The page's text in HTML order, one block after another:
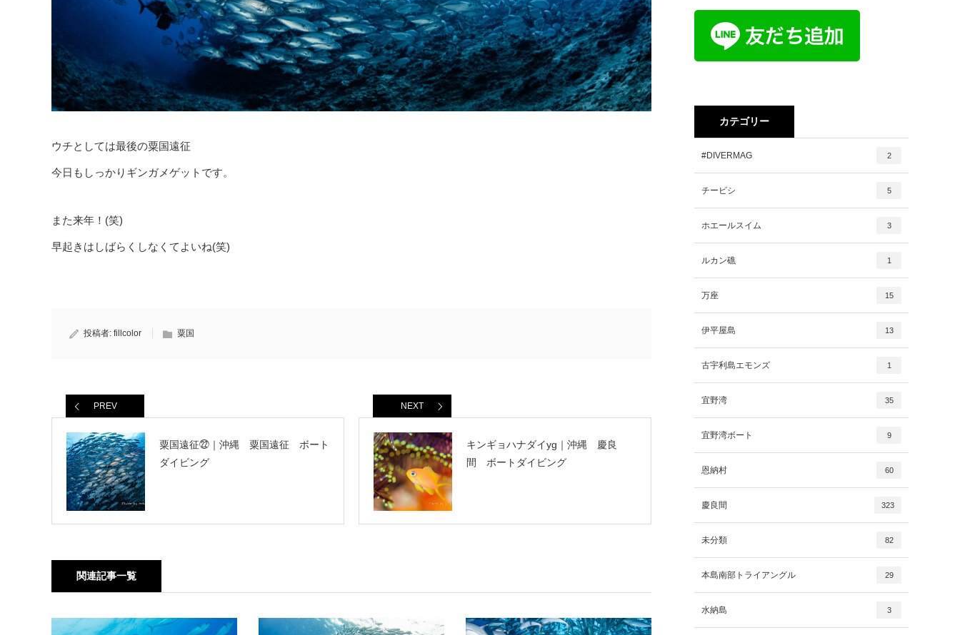
ウチとしては最後の粟国遠征
今日もしっかりギンガメゲットです。
また来年！(笑)
早起きはしばらくしなくてよいね(笑)
投稿者: fillcolor 粟国
PREV
粟国遠征㉒｜沖縄 粟国遠征 ボート
ダイビング
NEXT
キンギョハナダイyg｜沖縄 慶良
間 ボートダイビング
関連記事一覧
カテゴリー
#DIVERMAG 2
チービシ 5
ホエールスイム 3
ルカン礁 1
万座 15
伊平屋島 13
古宇利島エモンズ 1
宜野湾 35
宜野湾ボート 9
恩納村 60
慶良間 323
未分類 82
本島南部トライアングル 29
水納島 3